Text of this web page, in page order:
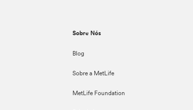
Sobre Nós
Blog
Sobre a MetLife
MetLife Foundation